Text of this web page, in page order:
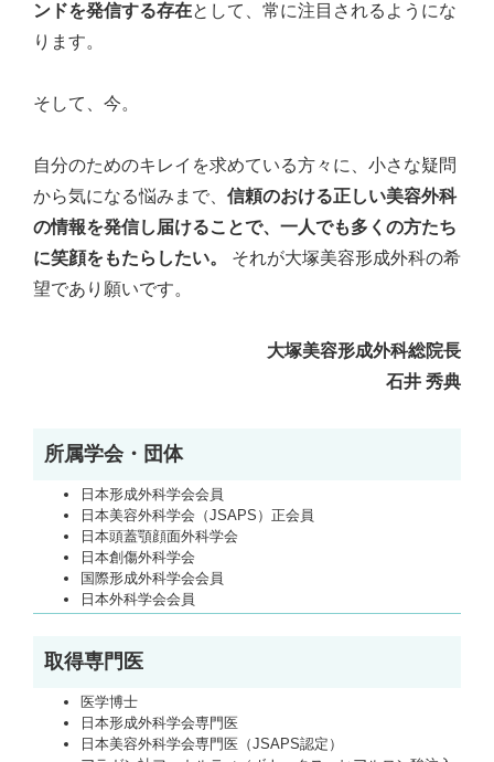
ンドを発信する存在として、常に注目されるようにな
ります。
そして、今。
自分のためのキレイを求めている方々に、小さな疑問
から気になる悩みまで、 信頼のおける正しい美容外科
の情報を発信し届けることで、一人でも多くの方たち
に笑顔をもたらしたい。
それが大塚美容形成外科の希
望であり願いです。
大塚美容形成外科総院長
石井 秀典
所属学会・団体
日本形成外科学会会員
日本美容外科学会（JSAPS）正会員
日本頭蓋顎顔面外科学会
日本創傷外科学会
国際形成外科学会会員
日本外科学会会員
取得専門医
医学博士
日本形成外科学会専門医
日本美容外科学会専門医（JSAPS認定）